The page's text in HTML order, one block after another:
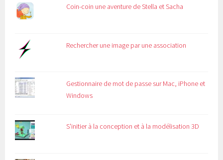
Coin-coin une aventure de Stella et Sacha
Rechercher une image par une association
Gestionnaire de mot de passe sur Mac, iPhone et
Windows
S'initier à la conception et à la modélisation 3D